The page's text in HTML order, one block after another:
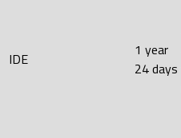
IDE
1 year
24 days